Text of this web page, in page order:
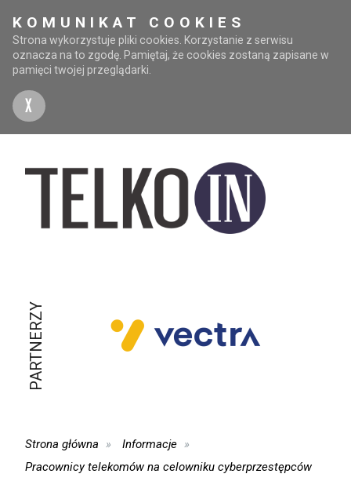
KOMUNIKAT COOKIES
Strona wykorzystuje pliki cookies. Korzystanie z serwisu
oznacza na to zgodę. Pamiętaj, że cookies zostaną zapisane w
pamięci twojej przeglądarki.
X
PARTNERZY
Strona główna
Informacje
Pracownicy telekomów na celowniku cyberprzestępców